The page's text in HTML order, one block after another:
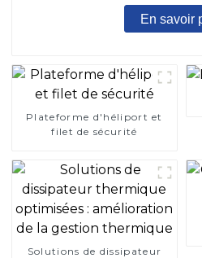
En savoir
Plateforme d'héliport et
filet de sécurité
Solutions de dissipateur